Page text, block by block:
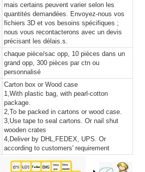
mais certains peuvent varier selon les
quantités demandées. Envoyez-nous vos
fichiers 3D et vos besoins spécifiques ;
nous vous recontacterons avec un devis
précisant les délais.s.
chaque pièce/sac opp, 10 pièces dans un
grand opp, 300 pièces par ctn ou
personnalisé
Carton box or Wood case
1,With plastic bag, with pearl-cotton
package.
2,To be packed in cartons or wood case.
3,Use tape to seal cartons. Or nail shut
wooden crates
4,Deliver by DHL,FEDEX, UPS. Or
according to customers' requirement